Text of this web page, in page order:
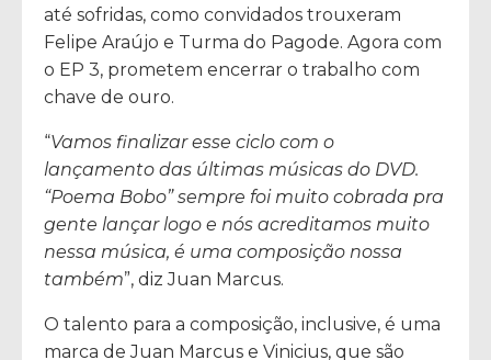
até sofridas, como convidados trouxeram
Felipe Araújo e Turma do Pagode. Agora com
o EP 3, prometem encerrar o trabalho com
chave de ouro.
“Vamos finalizar esse ciclo com o
lançamento das últimas músicas do DVD.
“Poema Bobo” sempre foi muito cobrada pra
gente lançar logo e nós acreditamos muito
nessa música, é uma composição nossa
também”, diz Juan Marcus.
O talento para a composição, inclusive, é uma
marca de Juan Marcus e Vinicius, que são